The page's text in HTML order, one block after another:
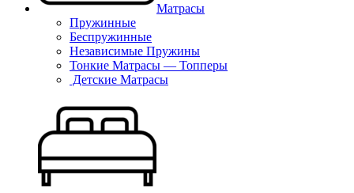
Матрасы
Пружинные
Беспружинные
Независимые Пружины
Тонкие Матрасы — Топперы
Детские Матрасы